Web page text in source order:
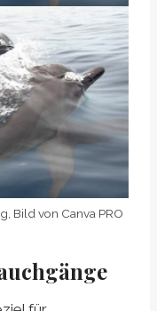
Bild von Canva PRO